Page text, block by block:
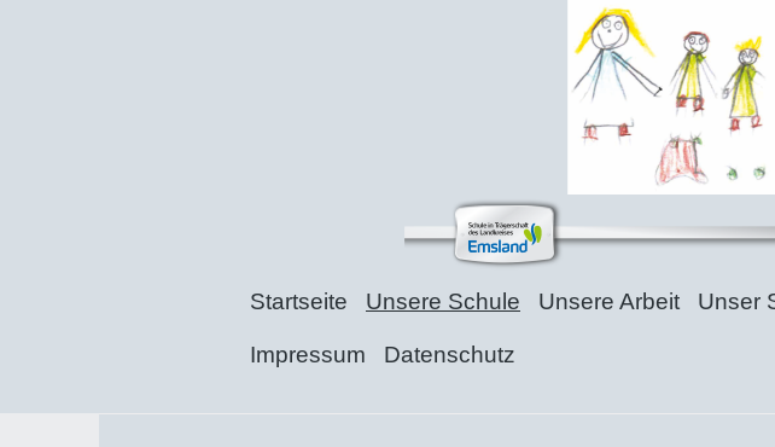
Startseite Unsere Schule Unsere Arbeit Unser
Impressum Datenschutz